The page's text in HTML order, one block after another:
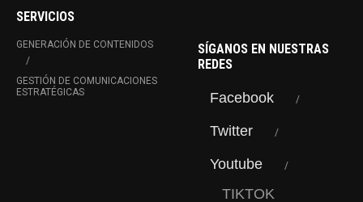
SERVICIOS
GENERACIÓN DE CONTENIDOS
GESTIÓN DE COMUNICACIONES
ESTRATÉGICAS
SÍGANOS EN NUESTRAS
REDES
Facebook
Twitter
Youtube
TIKTOK